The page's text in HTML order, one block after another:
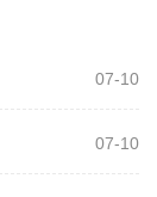
07-10
07-10